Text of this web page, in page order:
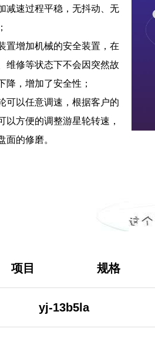
减速过程平稳，无抖动、无
置增加机械的安全装置，在
维修等状态下不会因突然故
降，增加了安全性；
可以任意调速，根据客户的
以方便的调整游星轮转速，
面的修磨。
项目 规格
yj-13b5la